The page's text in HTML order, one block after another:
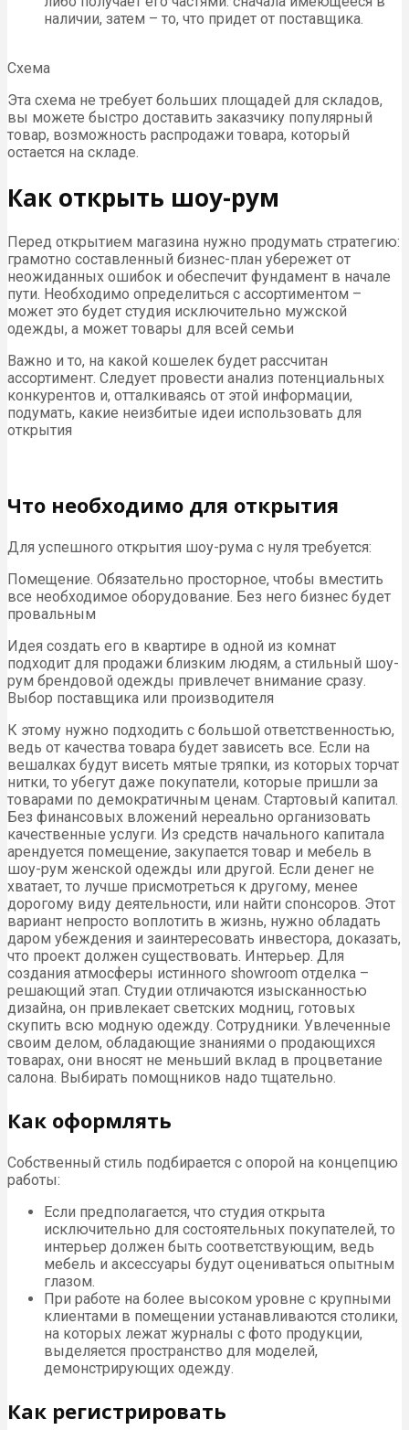
наличии, затем – то, что придет от поставщика.
Схема
Эта схема не требует больших площадей для складов,
вы можете быстро доставить заказчику популярный
товар, возможность распродажи товара, который
остается на складе.
Как открыть шоу-рум
Перед открытием магазина нужно продумать стратегию:
грамотно составленный бизнес-план убережет от
неожиданных ошибок и обеспечит фундамент в начале
пути. Необходимо определиться с ассортиментом –
может это будет студия исключительно мужской
одежды, а может товары для всей семьи
Важно и то, на какой кошелек будет рассчитан
ассортимент. Следует провести анализ потенциальных
конкурентов и, отталкиваясь от этой информации,
подумать, какие неизбитые идеи использовать для
открытия
Что необходимо для открытия
Для успешного открытия шоу-рума с нуля требуется:
Помещение. Обязательно просторное, чтобы вместить
все необходимое оборудование. Без него бизнес будет
провальным
Идея создать его в квартире в одной из комнат
подходит для продажи близким людям, а стильный шоу-
рум брендовой одежды привлечет внимание сразу.
Выбор поставщика или производителя
К этому нужно подходить с большой ответственностью,
ведь от качества товара будет зависеть все. Если на
вешалках будут висеть мятые тряпки, из которых торчат
нитки, то убегут даже покупатели, которые пришли за
товарами по демократичным ценам. Стартовый капитал.
Без финансовых вложений нереально организовать
качественные услуги. Из средств начального капитала
арендуется помещение, закупается товар и мебель в
шоу-рум женской одежды или другой. Если денег не
хватает, то лучше присмотреться к другому, менее
дорогому виду деятельности, или найти спонсоров. Этот
вариант непросто воплотить в жизнь, нужно обладать
даром убеждения и заинтересовать инвестора, доказать,
что проект должен существовать. Интерьер. Для
создания атмосферы истинного showroom отделка –
решающий этап. Студии отличаются изысканностью
дизайна, он привлекает светских модниц, готовых
скупить всю модную одежду. Сотрудники. Увлеченные
своим делом, обладающие знаниями о продающихся
товарах, они вносят не меньший вклад в процветание
салона. Выбирать помощников надо тщательно.
Как оформлять
Собственный стиль подбирается с опорой на концепцию
работы:
Если предполагается, что студия открыта
исключительно для состоятельных покупателей, то
интерьер должен быть соответствующим, ведь
мебель и аксессуары будут оцениваться опытным
глазом.
При работе на более высоком уровне с крупными
клиентами в помещении устанавливаются столики,
на которых лежат журналы с фото продукции,
выделяется пространство для моделей,
демонстрирующих одежду.
Как регистрировать